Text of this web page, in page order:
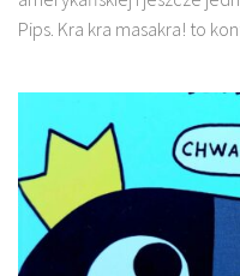
Pips. Kra kra masakra! to